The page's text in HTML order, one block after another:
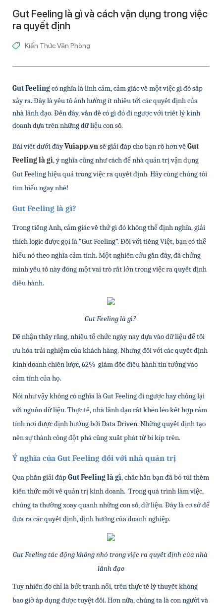
Gut Feeling là gì và cách vận dụng trong việc
ra quyết định
Kiến Thức Văn Phòng
Gut Feeling có nghĩa là linh cảm, cảm giác về một việc gì đó sắp
xảy ra. Đây là yếu tố ảnh hưởng ít nhiều tới các quyết định của
nhà lãnh đạo. Đến đây, vấn đề có gì đó đi ngược với triết lý kinh
doanh dựa trên những dữ liệu con số.
Bài viết dưới đây Vuiapp.vn sẽ giải đáp cho bạn rõ hơn về Gut
Feeling là gì, ý nghĩa cũng như cách để nhà quản trị vận dụng
Gut Feeling hiệu quả trong việc ra quyết định. Hãy cùng chúng tôi
tìm hiểu ngay nhé!
Gut Feeling là gì?
Trong tiếng Anh, cảm giác về thứ gì đó không thể định nghĩa, giải
thích logic được gọi là “Gut Feeling”. Đối với tiếng Việt, bạn có thể
hiểu nó theo nghĩa cảm tính. Một nghiên cứu gần đây, đã chứng
minh yếu tố này đóng một vai trò rất lớn trong việc ra quyết định
điều hành.
Gut Feeling là gì?
Dễ nhận thấy rằng, nhiều tổ chức ngày nay dựa vào dữ liệu để tối
ưu hóa trải nghiệm của khách hàng. Nhưng đối với các quyết định
kinh doanh chiến lược, 62%  giám đốc điều hành tin tưởng vào
cảm tính của họ.
Nói như vậy không có nghĩa là Gut Feeling đi ngược hay chống lại
với nguồn dữ liệu. Thực tế, nhà lãnh đạo rất khéo léo kết hợp cảm
tính nơi được định hướng bởi Data Driven. Những quyết định tạo
nên sự thành công đột phá cũng xuất phát từ bí kíp trên.
Ý nghĩa của Gut Feeling đối với nhà quản trị
Qua phần giải đáp Gut Feeling là gì, chắc hẳn bạn đã bỏ túi thêm
kiến thức mới về quản trị kinh doanh.  Trong quá trình làm việc,
chúng ta thường xoay quanh những con số, dữ liệu. Đây là cơ sở để
đưa ra các quyết định, định hướng của doanh nghiệp.
Gut Feeling tác động không nhỏ trong việc ra quyết định của nhà
lãnh đạo
Tuy nhiên đó chỉ là bức tranh nổi, trên thực tế lý thuyết không
bao giờ áp dụng được tuyệt đối. Hơn nữa, chúng ta là con người và